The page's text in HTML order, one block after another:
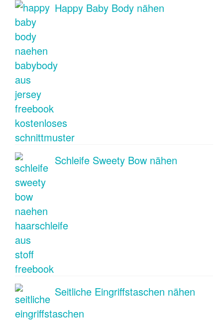
Happy Baby Body nähen
Schleife Sweety Bow nähen
Seitliche Eingriffstaschen nähen